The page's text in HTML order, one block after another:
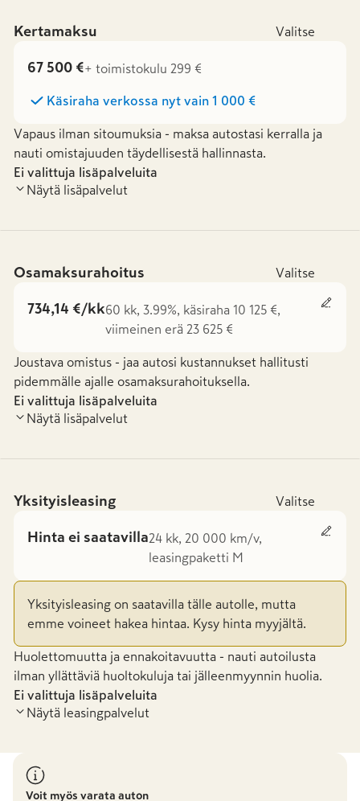
Kertamaksu Valitse
67 500 €+ toimistokulu 299 €
Käsiraha verkossa nyt vain 1 000 €
Vapaus ilman sitoumuksia - maksa autostasi kerralla ja
nauti omistajuuden täydellisestä hallinnasta.
Ei valittuja lisäpalveluita
Näytä lisäpalvelut
Osamaksurahoitus Valitse
734,14 €/kk60 kk, 3.99%, käsiraha 10 125 €,
viimeinen erä 23 625 €
Joustava omistus - jaa autosi kustannukset hallitusti
pidemmälle ajalle osamaksurahoituksella.
Ei valittuja lisäpalveluita
Näytä lisäpalvelut
Yksityisleasing Valitse
Hinta ei saatavilla24 kk, 20 000 km/v,
leasingpaketti M
Yksityisleasing on saatavilla tälle autolle, mutta
emme voineet hakea hintaa. Kysy hinta myyjältä.
Huolettomuutta ja ennakoitavuutta - nauti autoilusta
ilman yllättäviä huoltokuluja tai jälleenmyynnin huolia.
Ei valittuja lisäpalveluita
Näytä leasingpalvelut
Voit myös varata auton